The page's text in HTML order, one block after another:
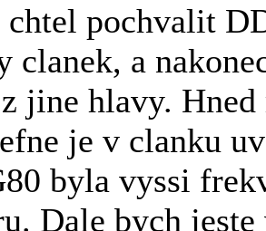
chtel pochvalit
clanek, a
jine hlavy.
je v clanku
byla vyssi
Dale bych